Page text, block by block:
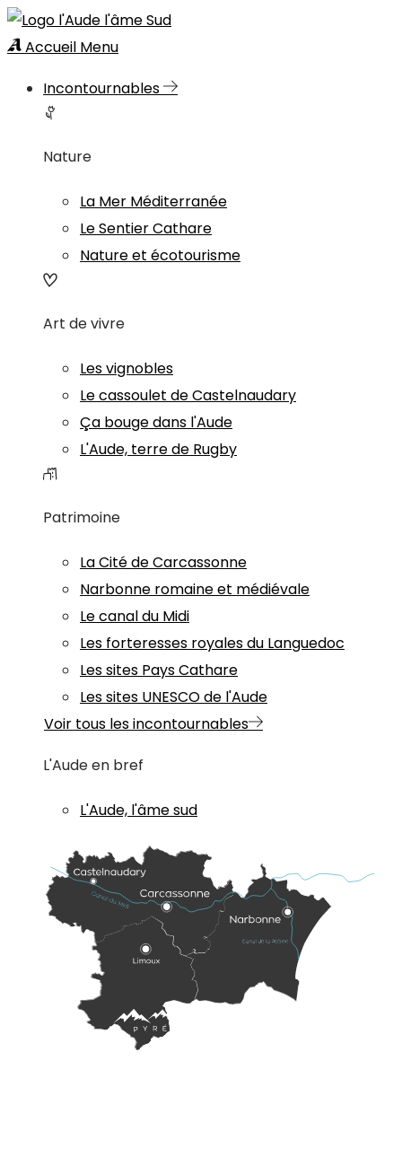
Accueil Menu
Incontournables
Nature
La Mer Méditerranée
Le Sentier Cathare
Nature et écotourisme
Art de vivre
Les vignobles
Le cassoulet de Castelnaudary
Ça bouge dans l'Aude
L'Aude, terre de Rugby
Patrimoine
La Cité de Carcassonne
Narbonne romaine et médiévale
Le canal du Midi
Les forteresses royales du Languedoc
Les sites Pays Cathare
Les sites UNESCO de l'Aude
Voir tous les incontournables
L'Aude en bref
L'Aude, l'âme sud